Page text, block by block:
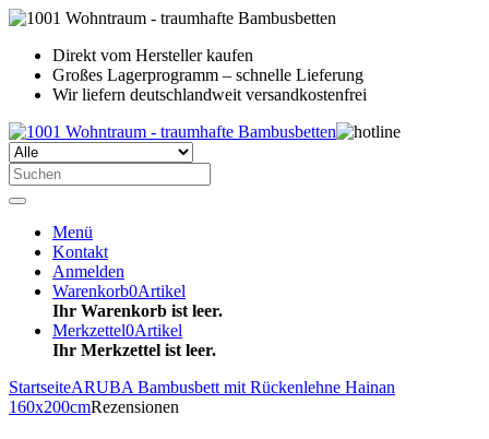
Direkt vom Hersteller kaufen
Großes Lagerprogramm – schnelle Lieferung
Wir liefern deutschlandweit versandkostenfrei
Menü
Kontakt
Anmelden
Warenkorb0Artikel
Ihr Warenkorb ist leer.
Merkzettel0Artikel
Ihr Merkzettel ist leer.
StartseiteARUBA Bambusbett mit Rückenlehne Hainan
160x200cmRezensionen